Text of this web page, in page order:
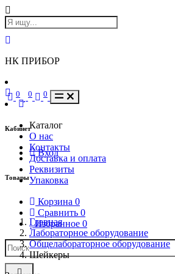
НК ПРИБОР
Кабинет
Вход
Товары
Корзина 0
Сравнить 0
Избранное 0
0 0 0
Каталог
О нас
Контакты
Доставка и оплата
Реквизиты
Упаковка
Главная
Лабораторное оборудование
Общелабораторное оборудование
Шейкеры